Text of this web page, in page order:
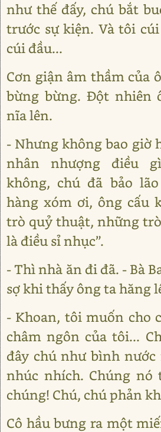
như thế đấy, chú bắt
trước sự kiện. Và tôi
cúi đầu...
Cơn giận âm thầm của
bừng bừng. Đột nhiên
nĩa lên.
- Nhưng không bao giờ
nhân nhượng điều
không, chú đã bảo lão
hàng xóm ơi, ông cấu
trò quỷ thuật, những
là điều sỉ nhục”.
- Thì nhà ăn đi đã. - Bà
sợ khi thấy ông ta hăng
- Khoan, tôi muốn cho
châm ngôn của tôi...
đây chú như bình nước
nhúc nhích. Chúng nó
chúng! Chú, chú phản
Cô hầu bưng ra một